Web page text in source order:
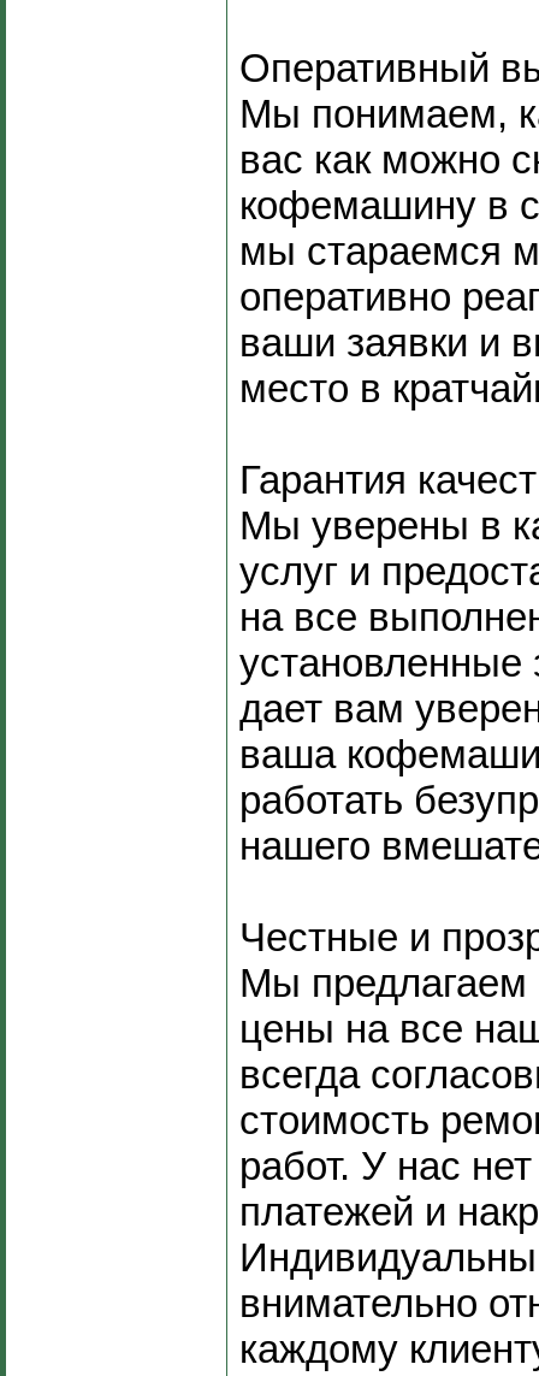
Оперативный
Мы понимаем,
вас как можно
кофемашину в
мы стараемся
оперативно
ваши заявки и
место в
Гарантия
Мы уверены в
услуг и
на все
установленные
дает вам
ваша
работать
нашего
Честные и
Мы предлагаем
цены на все
всегда
стоимость
работ. У нас
платежей и
внимательно
каждому